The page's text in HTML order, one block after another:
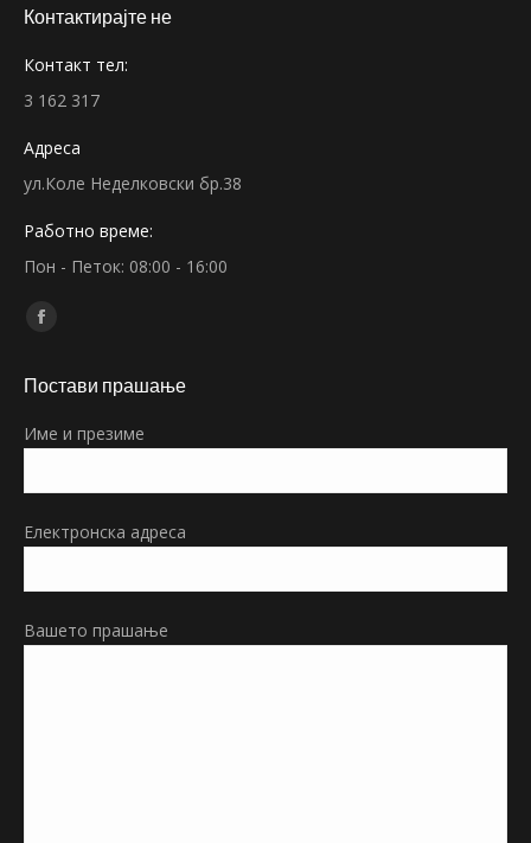
Контактирајте не
Контакт тел:
3 162 317
Адреса
ул.Коле Неделковски бр.38
Работно време:
Пон - Петок: 08:00 - 16:00
Find us on:
Facebook
opens
new
Постави прашање
Име и презиме
Електронска адреса
Вашето прашање